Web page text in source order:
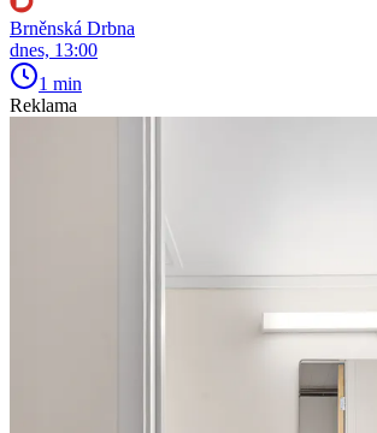
Brněnská Drbna
dnes, 13:00
1 min
Reklama